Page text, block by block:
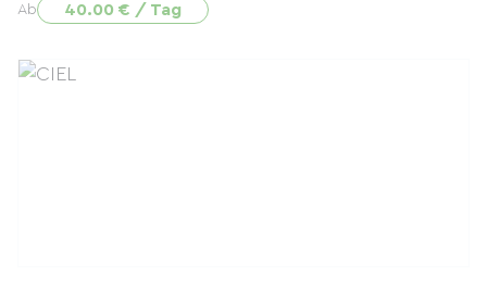
Ab 40.00 € / Tag